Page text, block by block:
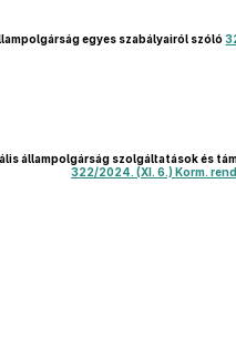
egyes szabályairól szóló
állampolgárság szolgáltatások és
322/2024. (XI. 6.) Korm.